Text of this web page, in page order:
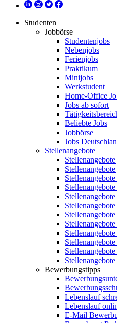
Studenten
Jobbörse
Studentenjobs
Nebenjobs
Ferienjobs
Praktikum
Minijobs
Werkstudent
Home-Office
Jobs ab sofort
Beliebte Jobs
Jobbörse
Jobs
Stellenangebote
Bewerbungstipps
Lebenslauf
Lebenslauf
E-Mail